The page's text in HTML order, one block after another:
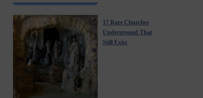
17 Rare Churches
Underground That
Still Exist